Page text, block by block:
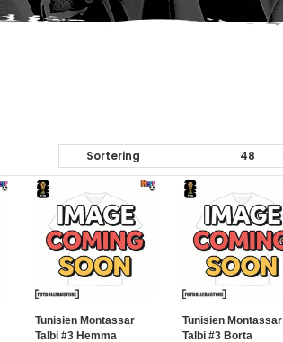
Tunisien Montassar
Talbi #3 Hemma
Tunisien Montassar
Talbi #3 Borta